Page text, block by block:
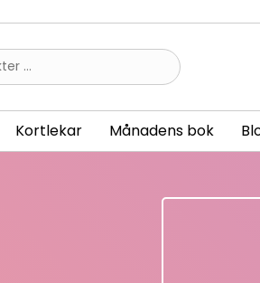
Kortlekar Månadens bok